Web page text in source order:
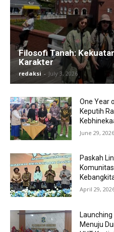
Filosofi Tanah:
Karakter
redaksi - July 3, 2026
One Year
Keputih
June 29, 2026
Paskah
April 29,
Menuju